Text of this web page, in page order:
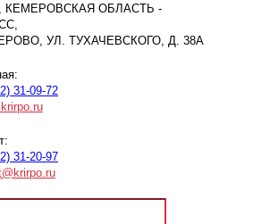
КЕМЕРОВСКАЯ ОБЛАСТЬ -
УЛ. ТУХАЧЕВСКОГО, Д. 38А
31-09-72
31-20-97